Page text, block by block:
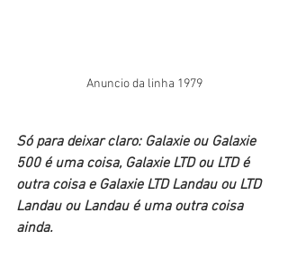
Anuncio da linha 1979
Só para deixar claro: Galaxie ou Galaxie
500 é uma coisa, Galaxie LTD ou LTD é
outra coisa e Galaxie LTD Landau ou LTD
Landau ou Landau é uma outra coisa
ainda.